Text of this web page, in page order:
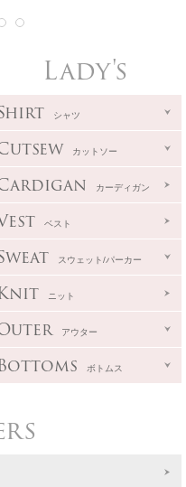
Lady's
シャツ
カットソー
カーディガン
ベスト
スウェット/パーカー
ニット
アウター
ボトムス